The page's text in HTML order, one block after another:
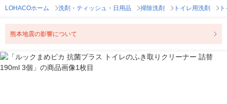
LOHACOホーム 洗剤・ティッシュ・日用品 掃除洗剤 トイレ用洗剤
熊本地震の影響について